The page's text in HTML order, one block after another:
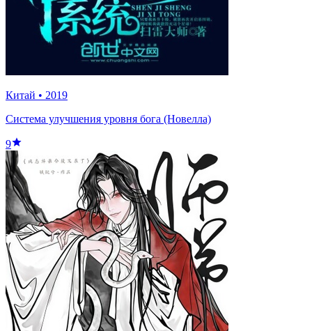
Китай • 2019
Система улучшения уровня бога (Новелла)
9